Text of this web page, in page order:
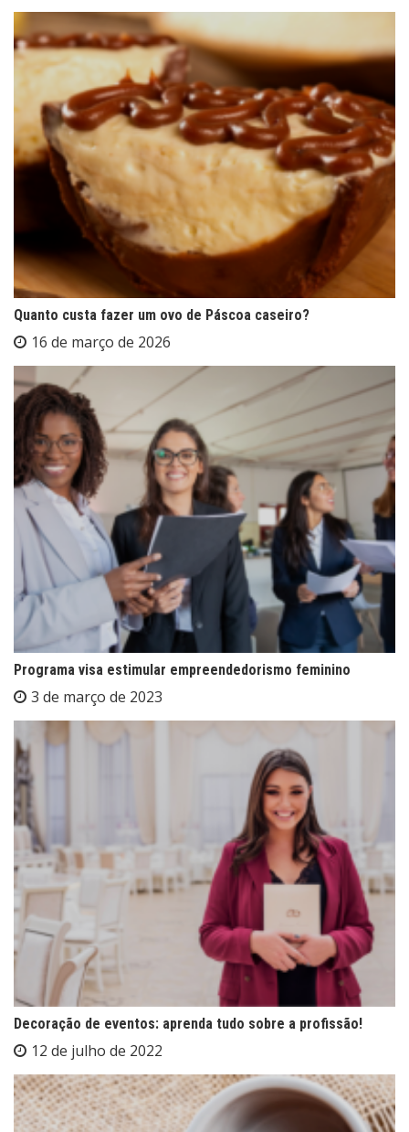
Quanto custa fazer um ovo de Páscoa caseiro?
16 de março de 2026
Programa visa estimular empreendedorismo feminino
3 de março de 2023
Decoração de eventos: aprenda tudo sobre a profissão!
12 de julho de 2022